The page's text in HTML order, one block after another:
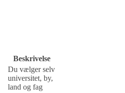
Beskrivelse
Du vælger selv
universitet, by,
land og fag